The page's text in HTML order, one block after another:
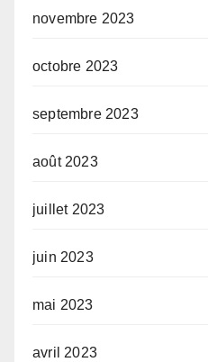
novembre 2023
octobre 2023
septembre 2023
août 2023
juillet 2023
juin 2023
mai 2023
avril 2023